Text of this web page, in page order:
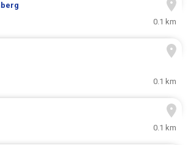
0.1 km
0.1 km
0.1 km